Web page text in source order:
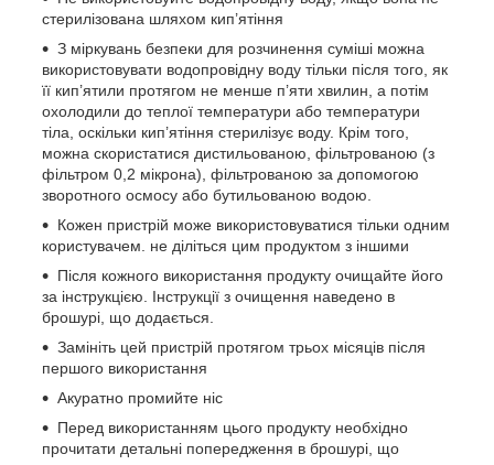
стерилізована шляхом кип’ятіння
З міркувань безпеки для розчинення суміші можна
використовувати водопровідну воду тільки після того, як
її кип’ятили протягом не менше п’яти хвилин, а потім
охолодили до теплої температури або температури
тіла, оскільки кип’ятіння стерилізує воду. Крім того,
можна скористатися дистильованою, фільтрованою (з
фільтром 0,2 мікрона), фільтрованою за допомогою
зворотного осмосу або бутильованою водою.
Кожен пристрій може використовуватися тільки одним
користувачем. не діліться цим продуктом з іншими
Після кожного використання продукту очищайте його
за інструкцією. Інструкції з очищення наведено в
брошурі, що додається.
Замініть цей пристрій протягом трьох місяців після
першого використання
Акуратно промийте ніс
Перед використанням цього продукту необхідно
прочитати детальні попередження в брошурі, що